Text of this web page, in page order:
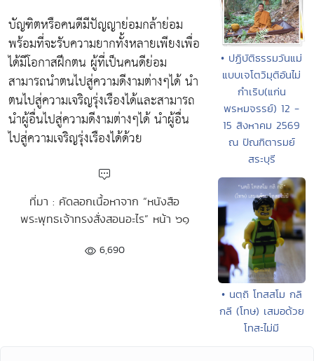
บัญฑิตหรือคนดีมีปัญญาย่อมกล้าย่อม
พร้อมที่จะรับความยากทั้งหลายเพียงเพื่อ
ได้มีโอกาสฝึกตน ผู้ที่เป็นคนดีย่อม
สามารถนำตนไปสู่ความดีงามต่างๆได้ นำ
ตนไปสู่ความเจริญรุ่งเรืองได้และสามารถ
นำผู้อื่นไปสู่ความดีงามต่างๆได้ นำผู้อื่น
ไปสู่ความเจริญรุ่งเรืองได้ด้วย
ที่มา : คัดลอกเนื้อหาจาก “หนังสือ
พระพุทธเจ้าทรงสั่งสอนอะไร” หน้า ๖๑
6,690
• ปฏิบัติธรรมวันแม่
แบบเจโตวิมุติอันไม่
กำเริบ(แก่น
พรหมจรรย์) 12 -
15 สิงหาคม 2569
ณ ปัณฑิตารมย์
สระบุรี
• นตฺถิ โทสสโม กลิ
กลี (โทษ) เสมอด้วย
โทสะไม่มี